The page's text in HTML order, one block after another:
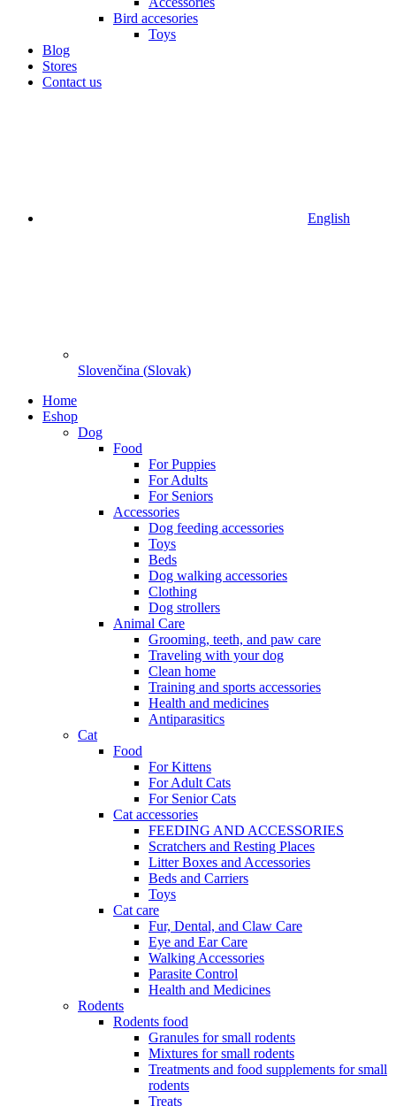
Bird accesories
Toys
Blog
Stores
Contact us
English
Slovenčina (Slovak)
Home
Eshop
Dog
Food
For Puppies
For Adults
For Seniors
Accessories
Dog feeding accessories
Toys
Beds
Dog walking accessories
Clothing
Dog strollers
Animal Care
Grooming, teeth, and paw care
Traveling with your dog
Clean home
Training and sports accessories
Health and medicines
Antiparasitics
Cat
Food
For Kittens
For Adult Cats
For Senior Cats
Cat accessories
FEEDING AND ACCESSORIES
Scratchers and Resting Places
Litter Boxes and Accessories
Beds and Carriers
Toys
Cat care
Fur, Dental, and Claw Care
Eye and Ear Care
Walking Accessories
Parasite Control
Health and Medicines
Rodents
Rodents food
Granules for small rodents
Mixtures for small rodents
Treatments and food supplements for small
rodents
Treats